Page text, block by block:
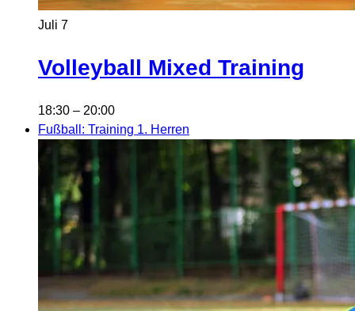
Juli 7
Volleyball Mixed Training
18:30 – 20:00
Fußball: Training 1. Herren